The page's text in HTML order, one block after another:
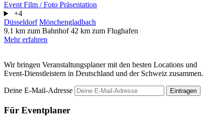
Event Film / Foto Präsentation
+4
Düsseldorf Mönchengladbach
9.1 km zum Bahnhof42 km zum Flughafen
Mehr erfahren
Wir bringen Veranstaltungsplaner mit den besten Locations und
Event-Dienstleistern in Deutschland und der Schweiz zusammen.
Deine E-Mail-Adresse Eintragen
Für Eventplaner